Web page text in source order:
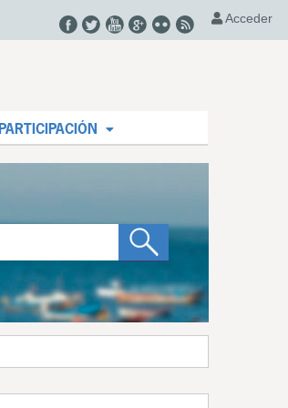
Acceder
PARTICIPACIÓN